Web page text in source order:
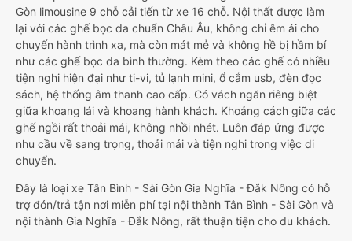
Gòn limousine 9 chỗ cải tiến từ xe 16 chỗ. Nội thất được làm
lại với các ghế bọc da chuẩn Châu Âu, không chỉ êm ái cho
chuyến hành trình xa, mà còn mát mẻ và không hề bị hầm bí
như các ghế bọc da bình thường. Kèm theo các ghế có nhiều
tiện nghi hiện đại như ti-vi, tủ lạnh mini, ổ cắm usb, đèn đọc
sách, hệ thống âm thanh cao cấp. Có vách ngăn riêng biệt
giữa khoang lái và khoang hành khách. Khoảng cách giữa các
ghế ngồi rất thoải mái, không nhồi nhét. Luôn đáp ứng được
nhu cầu về sang trọng, thoải mái và tiện nghi trong việc di
chuyển.
Đây là loại xe Tân Bình - Sài Gòn Gia Nghĩa - Đắk Nông có hỗ
trợ đón/trả tận nơi miễn phí tại nội thành Tân Bình - Sài Gòn và
nội thành Gia Nghĩa - Đắk Nông, rất thuận tiện cho du khách.